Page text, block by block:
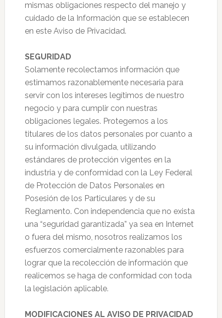
mismas obligaciones respecto del manejo y
cuidado de la Información que se establecen
en este Aviso de Privacidad.
SEGURIDAD
Solamente recolectamos información que
estimamos razonablemente necesaria para
servir con los intereses legítimos de nuestro
negocio y para cumplir con nuestras
obligaciones legales. Protegemos a los
titulares de los datos personales por cuanto a
su información divulgada, utilizando
estándares de protección vigentes en la
industria y de conformidad con la Ley Federal
de Protección de Datos Personales en
Posesión de los Particulares y de su
Reglamento. Con independencia que no exista
una “seguridad garantizada” ya sea en Internet
o fuera del mismo, nosotros realizamos los
esfuerzos comercialmente razonables para
lograr que la recolección de información que
realicemos se haga de conformidad con toda
la legislación aplicable.
MODIFICACIONES AL AVISO DE PRIVACIDAD